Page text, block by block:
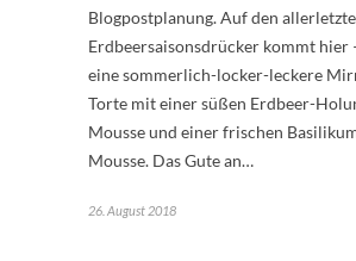
Blogpostplanung. Auf den
Erdbeersaisonsdrücker kommt hier
eine sommerlich-locker-leckere
Torte mit einer süßen Erdbeer-
Mousse und einer frischen
Mousse. Das Gute an…
26. August 2018